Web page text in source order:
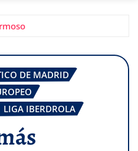
DE MADRID
LIGA IBERDROLA